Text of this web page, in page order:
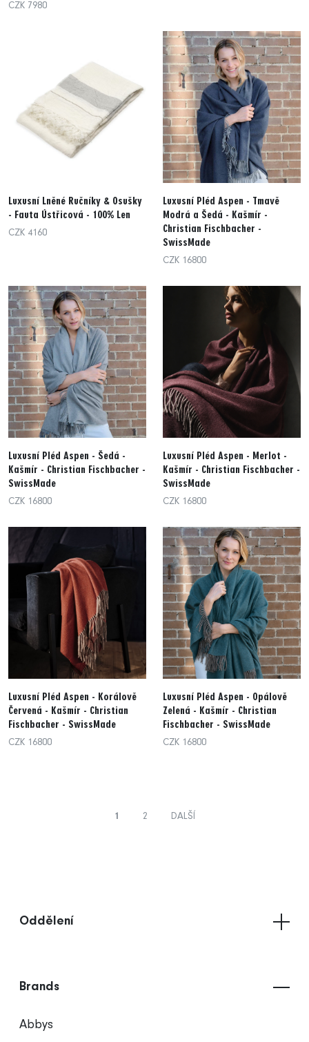
CZK 7980
Luxusní Lněné Ručníky & Osušky
- Fauta Ústřicová - 100% Len
CZK 4160
Luxusní Pléd Aspen - Tmavě
Modrá a Šedá - Kašmír -
Christian Fischbacher -
SwissMade
CZK 16800
Luxusní Pléd Aspen - Šedá -
Kašmír - Christian Fischbacher -
SwissMade
CZK 16800
Luxusní Pléd Aspen - Merlot -
Kašmír - Christian Fischbacher -
SwissMade
CZK 16800
Luxusní Pléd Aspen - Korálově
Červená - Kašmír - Christian
Fischbacher - SwissMade
CZK 16800
Luxusní Pléd Aspen - Opálově
Zelená - Kašmír - Christian
Fischbacher - SwissMade
CZK 16800
1 2 DALŠÍ
Oddělení
Brands
Abbys